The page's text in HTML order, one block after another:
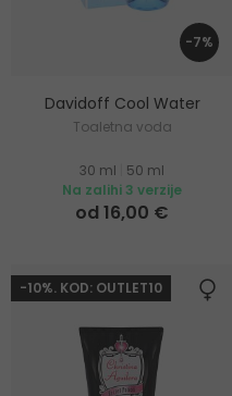
-7%
Davidoff Cool Water
Toaletna voda
30 ml
50 ml
Na zalihi 3 verzije
od 16,00 €
-10%. KOD: OUTLET10